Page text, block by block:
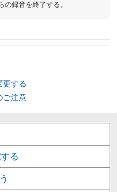
の録音を終了する。
更する
ご注意
る